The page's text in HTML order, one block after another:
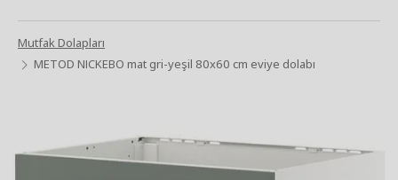
Mutfak Dolapları
METOD NICKEBO mat gri-yeşil 80x60 cm eviye dolabı